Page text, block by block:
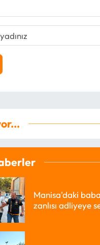
Manisa'daki
zanlısı adliyeye